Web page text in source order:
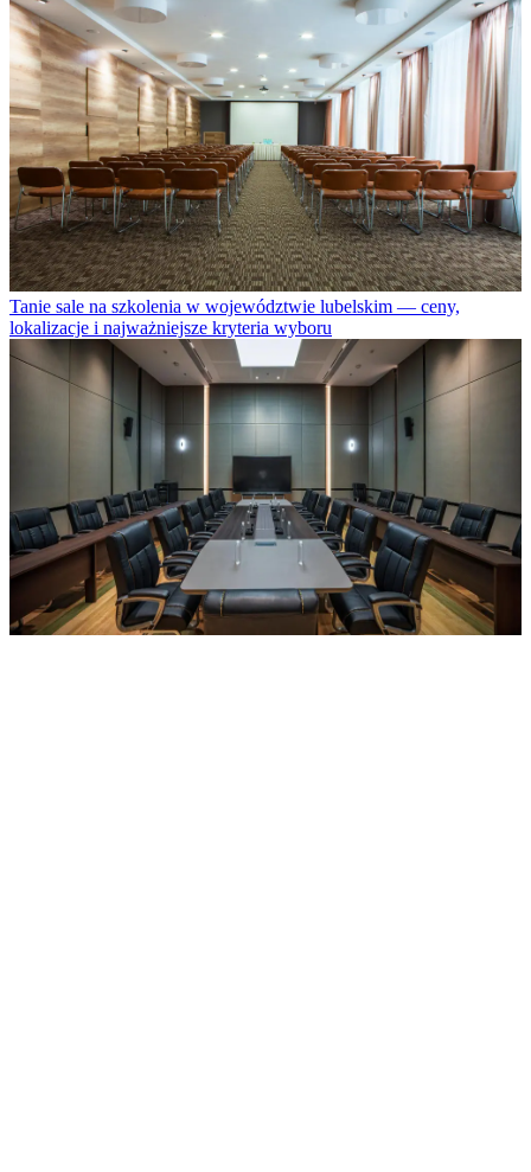
Tanie sale na szkolenia w województwie lubelskim — ceny,
lokalizacje i najważniejsze kryteria wyboru